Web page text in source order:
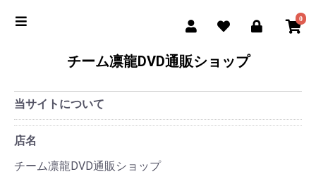
0
チーム凛龍DVD通販ショップ
当サイトについて
店名
チーム凛龍DVD通販ショップ